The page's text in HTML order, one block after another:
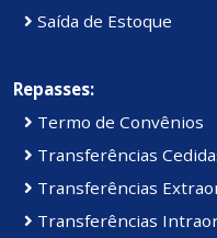
Saída de Estoque
Repasses:
Termo de Convênios
Transferências
Transferências
Transferências